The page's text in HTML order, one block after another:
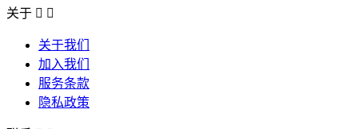
关于  
关于我们
加入我们
服务条款
隐私政策